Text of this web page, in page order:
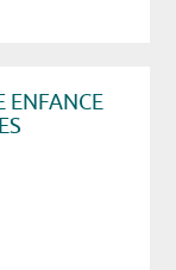
ENFANCE